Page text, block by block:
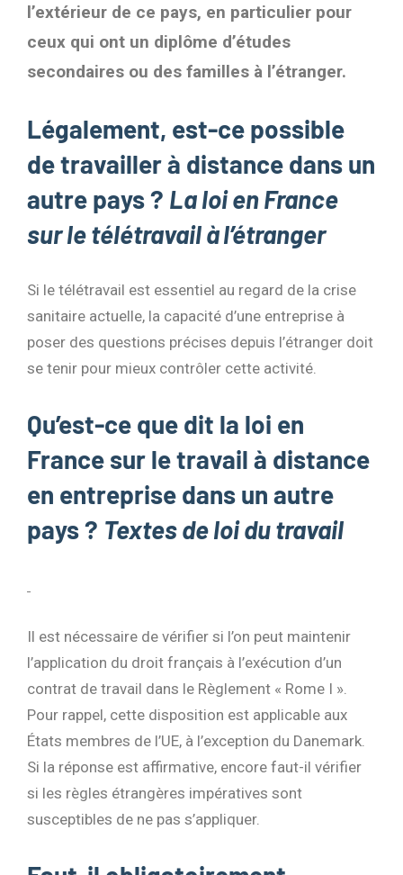
l’extérieur de ce pays, en particulier pour
ceux qui ont un diplôme d’études
secondaires ou des familles à l’étranger.
Légalement, est-ce possible
de travailler à distance dans un
autre pays ? La loi en France
sur le télétravail à l’étranger
Si le télétravail est essentiel au regard de la crise
sanitaire actuelle, la capacité d’une entreprise à
poser des questions précises depuis l’étranger doit
se tenir pour mieux contrôler cette activité.
Qu’est-ce que dit la loi en
France sur le travail à distance
en entreprise dans un autre
pays ? Textes de loi dutravail
Il est nécessaire de vérifier si l’on peut maintenir
l’application du droit français à l’exécution d’un
contrat de travail dans le Règlement « Rome I ».
Pour rappel, cette disposition est applicable aux
États membres de l’UE, à l’exception du Danemark.
Si la réponse est affirmative, encore faut-il vérifier
si les règles étrangères impératives sont
susceptibles de ne pas s’appliquer.